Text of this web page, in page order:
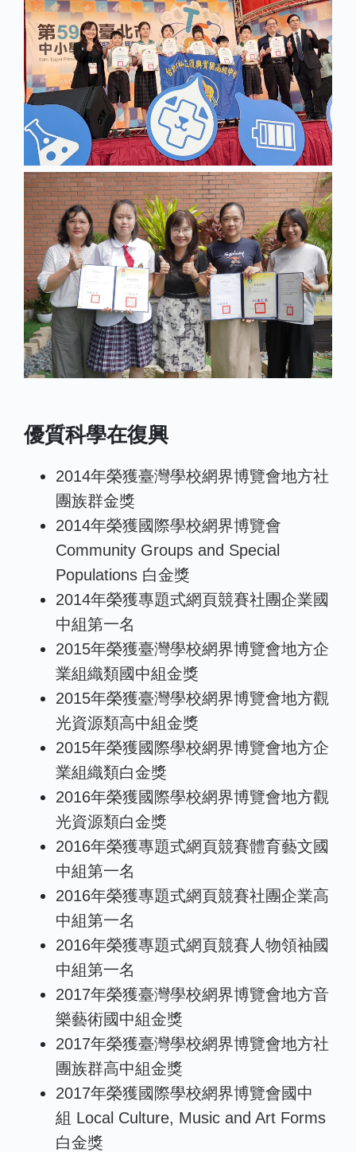
優質科學在復興
2014年榮獲臺灣學校網界博覽會地方社
團族群金獎
2014年榮獲國際學校網界博覽會
Community Groups and Special
Populations 白金獎
2014年榮獲專題式網頁競賽社團企業國
中組第一名
2015年榮獲臺灣學校網界博覽會地方企
業組織類國中組金獎
2015年榮獲臺灣學校網界博覽會地方觀
光資源類高中組金獎
2015年榮獲國際學校網界博覽會地方企
業組織類白金獎
2016年榮獲國際學校網界博覽會地方觀
光資源類白金獎
2016年榮獲專題式網頁競賽體育藝文國
中組第一名
2016年榮獲專題式網頁競賽社團企業高
中組第一名
2016年榮獲專題式網頁競賽人物領袖國
中組第一名
2017年榮獲臺灣學校網界博覽會地方音
樂藝術國中組金獎
2017年榮獲臺灣學校網界博覽會地方社
團族群高中組金獎
2017年榮獲國際學校網界博覽會國中
組 Local Culture, Music and Art Forms
白金獎